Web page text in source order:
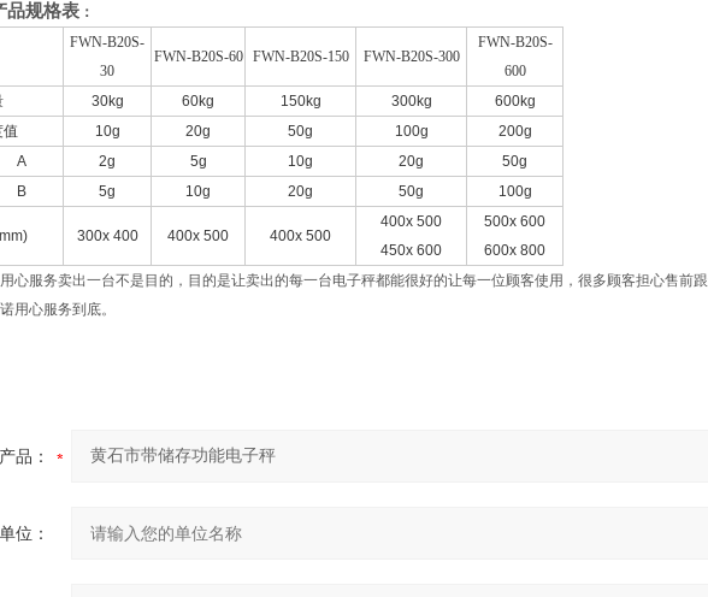
品规格表 ：
FWN-B20S-
30
FWN-B20S-60 FWN-B20S-150 FWN-B20S-300
FWN-B20S-
600
30kg 60kg 150kg 300kg
600kg
值
10g 20g 50g 100g 200g
A 2g 5g 10g 20g
50g
B
5g 10g 20g 50g 100g
300x 400 400x 500 400x 500
400x 500
450x 600
500x 600
600x 800
心服务卖出一台不是目的，目的是让卖出的每一台电子秤都能很好的让每一位顾客使用，很多顾客担心售前
用心服务到底。
产品：
位：